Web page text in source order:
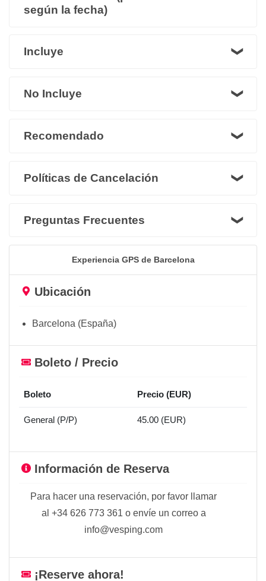
según la fecha)
Incluye
No Incluye
Recomendado
Políticas de Cancelación
Preguntas Frecuentes
Experiencia GPS de Barcelona
Ubicación
Barcelona (España)
Boleto / Precio
Boleto Precio (EUR)
General (P/P) 45.00 (EUR)
Información de Reserva
Para hacer una reservación, por favor llamar
al +34 626 773 361 o envíe un correo a
info@vesping.com
¡Reserve ahora!